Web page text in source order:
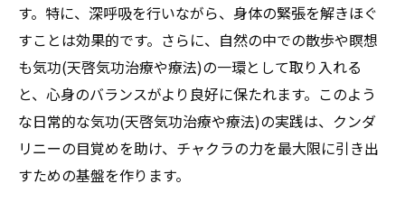
難病に対する気功(天啓気功治療や療法)の可
能性
クンダリニーと気功(天啓気功治療や療法)が
もたらす治癒の道
気功(天啓気功治療や療法)を活用した難病治
療の最新知見
エネルギーアプローチの利点と課題
す。特に、深呼吸を行いながら、身体の緊張を解きほぐ
すことは効果的です。さらに、自然の中での散歩や瞑想
も気功(天啓気功治療や療法)の一環として取り入れる
と、心身のバランスがより良好に保たれます。このよう
な日常的な気功(天啓気功治療や療法)の実践は、クンダ
リニーの目覚めを助け、チャクラの力を最大限に引き出
すための基盤を作ります。